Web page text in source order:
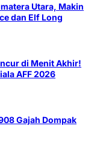
Utara, Makin
dan Elf Long
di Menit Akhir!
AFF 2026
Gajah Dompak